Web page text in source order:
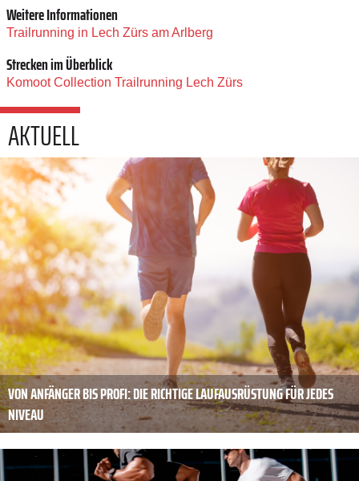
Weitere Informationen
Trailrunning in Lech Zürs am Arlberg
Strecken im Überblick
Komoot Collection Trailrunning Lech Zürs
AKTUELL
VON ANFÄNGER BIS PROFI: DIE RICHTIGE LAUFAUSRÜSTUNG FÜR JEDES
NIVEAU